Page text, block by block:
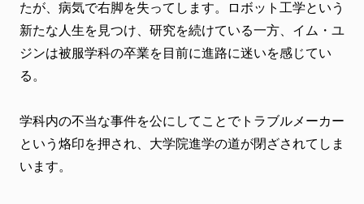
FC NEWS
FCニュース
VIDEO
CONTACT
たが、病気で右脚を失ってします。ロボット工学という
新たな人生を見つけ、研究を続けている一方、イム・ユ
ジンは被服学科の卒業を目前に進路に迷いを感じてい
る。
学科内の不当な事件を公にしてことでトラブルメーカー
という烙印を押され、大学院進学の道が閉ざされてしま
います。